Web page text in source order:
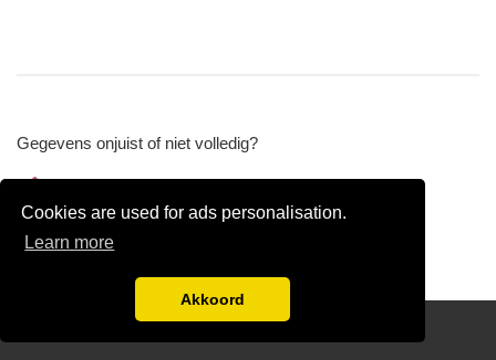
Cookies are used for ads personalisation.
Learn more
Akkoord
Gegevens onjuist of niet volledig?